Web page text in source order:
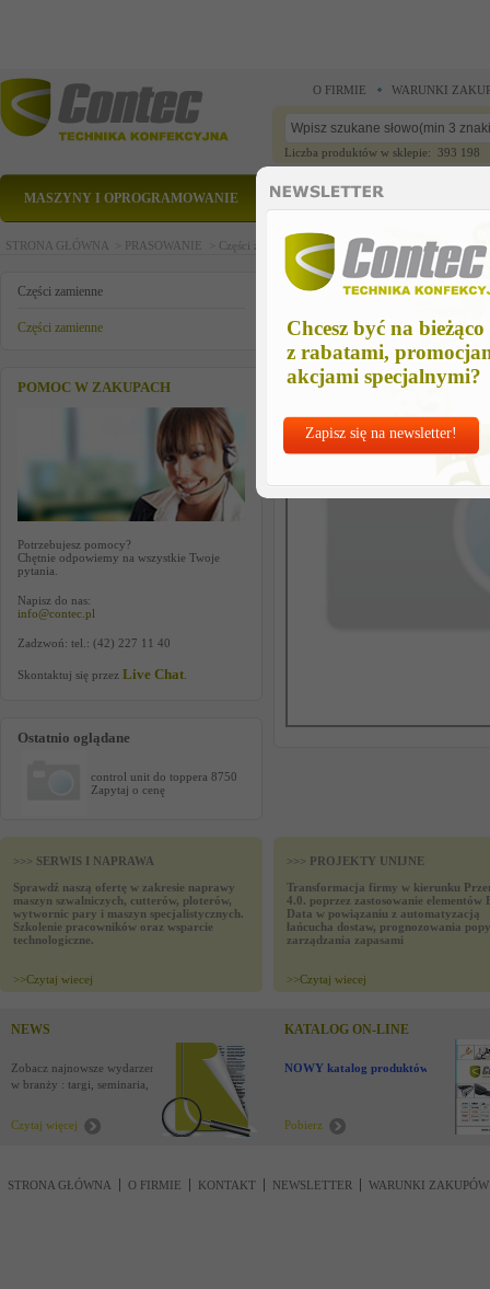
Chcesz być na bieżąco
z rabatami,
akcjami specjalnymi?
Zapisz się na newsletter!
O FIRMIE WARUNKI
Liczba produktów w sklepie: 393 198
MASZYNY I OPROGRAMOWANIE CZĘŚCI ZAMIENNE
STRONA GŁÓWNA > PRASOWANIE > Części zamienne >Części zamienne > control unit
Części zamienne
Części zamienne
POMOC W ZAKUPACH
Potrzebujesz pomocy?
Chętnie odpowiemy na wszystkie Twoje
pytania.
Napisz do nas:
info@contec.pl
Zadzwoń: tel.: (42) 227 11 40
Skontaktuj się przez Live Chat
Ostatnio oglądane
control unit do toppera 8750
Zapytaj o cenę
control unit do toppera 8750
>>> SERWIS I NAPRAWA
Sprawdź naszą ofertę w zakresie naprawy
maszyn szwalniczych, cutterów, ploterów,
wytwornic pary i maszyn specjalistycznych.
Szkolenie pracowników oraz wsparcie
technologiczne.
>>Czytaj wiecej
>>> PROJEKTY UNIJNE
Transformacja firmy w kierunku
4.0. poprzez zastosowanie elementów
Data w powiązaniu z automatyzacją
łańcucha dostaw, prognozowania
zarządzania zapasami
>>Czytaj wiecej
NEWS
Zobacz najnowsze wydarzenia
w branży : targi, seminaria,
Czytaj więcej
KATALOG ON-LINE
NOWY katalog produktów !
Pobierz
STRONA GŁÓWNA O FIRMIE KONTAKT NEWSLETTER WARUNKI ZAKUPÓW